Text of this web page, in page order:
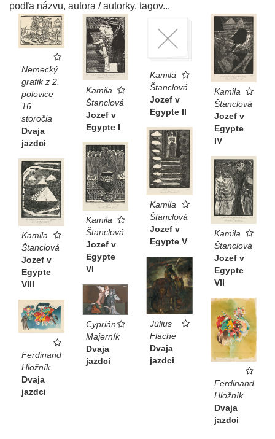
podľa názvu, autora / autorky, tagov...
Nemecký
grafik z 2.
polovice
16.
storočia
Dvaja
jazdci
Kamila
Štanclová
Jozef v
Egypte I
Kamila
Štanclová
Jozef v
Egypte II
Kamila
Štanclová
Jozef v
Egypte
IV
Kamila
Štanclová
Jozef v
Egypte V
Kamila
Štanclová
Jozef v
Egypte
VI
Kamila
Štanclová
Jozef v
Egypte
VII
Kamila
Štanclová
Jozef v
Egypte
VIII
Július
Flache
Dvaja
jazdci
Cyprián
Majerník
Dvaja
jazdci
Ferdinand
Hložník
Dvaja
jazdci
Ferdinand
Hložník
Dvaja
jazdci